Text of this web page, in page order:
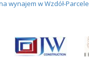
wynajem w Wzdół-Parcele